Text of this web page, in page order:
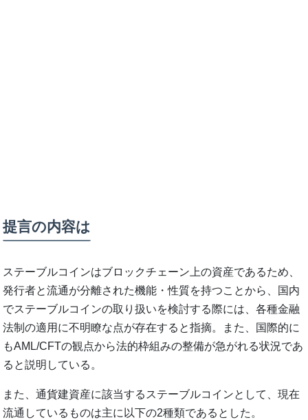
提言の内容は
ステーブルコインはブロックチェーン上の資産であるため、
発行者と流通が分離された機能・性質を持つことから、国内
でステーブルコインの取り扱いを検討する際には、各種金融
法制の適用に不明瞭な点が存在すると指摘。また、国際的に
もAML/CFTの観点から法的枠組みの整備が急がれる状況であ
ると説明している。
また、通貨建資産に該当するステーブルコインとして、現在
流通しているものは主に以下の2種類であるとした。